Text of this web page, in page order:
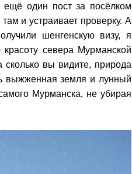
ещё один пост за посёлком
и устраивает проверку. А
шенгенскую визу, я
севера Мурманской
вы видите, природа
выжженная земля и лунный
Мурманска, не убирая